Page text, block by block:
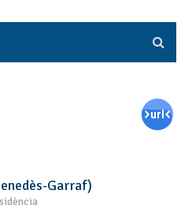
Garraf)